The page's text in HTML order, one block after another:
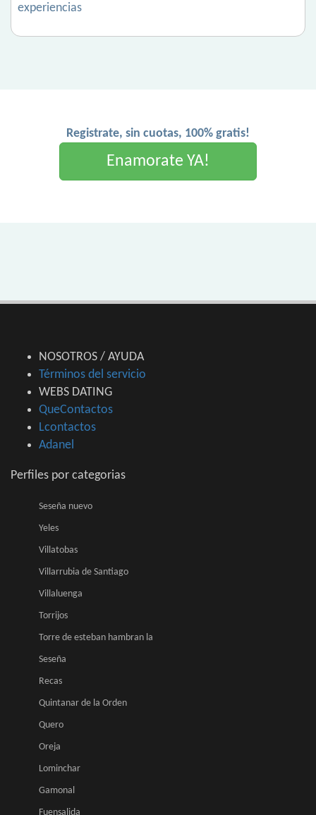
experiencias
Registrate, sin cuotas, 100% gratis!
Enamorate YA!
NOSOTROS / AYUDA
Términos del servicio
WEBS DATING
QueContactos
Lcontactos
Adanel
Perfiles por categorias
Seseña nuevo
Yeles
Villatobas
Villarrubia de Santiago
Villaluenga
Torrijos
Torre de esteban hambran la
Seseña
Recas
Quintanar de la Orden
Quero
Oreja
Lominchar
Gamonal
Fuensalida